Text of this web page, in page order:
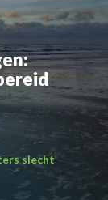
slecht